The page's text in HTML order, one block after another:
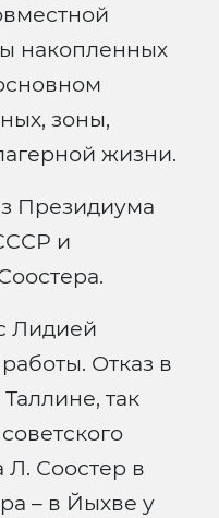
накопленных
зоны,
жизни.
Президиума
и
Лидией
Отказ в
так
Л. Соостер в
– в Йыхве у